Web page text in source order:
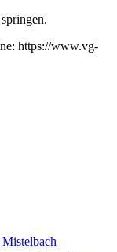
springen.
https://www.vg-